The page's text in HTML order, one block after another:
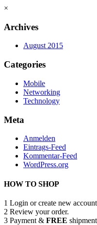
×
Archives
August 2015
Categories
Mobile
Networking
Technology
Meta
Anmelden
Eintrags-Feed
Kommentar-Feed
WordPress.org
HOW TO SHOP
1 Login or create new
2 Review your order.
3 Payment & FREE shipment